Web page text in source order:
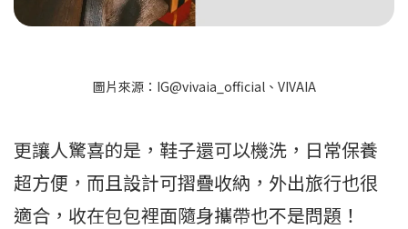
圖片來源：IG@vivaia_official、VIVAIA
更讓人驚喜的是，鞋子還可以機洗，日常保養
超方便，而且設計可摺疊收納，外出旅行也很
適合，收在包包裡面隨身攜帶也不是問題！